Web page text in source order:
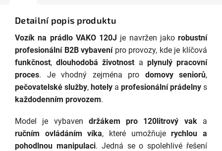
Detailní popis produktu
Vozík na prádlo VAKO 120J je navržen jako robustní
profesionální B2B vybavenípro provozy, kde je klíčová
funkčnost,dlouhodobá životnost a plynulý pracovní
proces. Je vhodný zejména pro domovy seniorů,
pečovatelské služby, hotely a profesionální prádelny s
každodenním provozem.
Model je vybaven držákem pro 120litrový vaka
ručním ovládáním víka, které umožňujerychlou a
pohodlnou manipulaci. Jedná se o spolehlivé řešení